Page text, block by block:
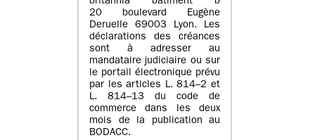
20 boulevard Eugène
Deruelle 69003 Lyon. Les
déclarations des créances
sont à adresser au
mandataire judiciaire ou sur
le portail électronique prévu
par les articles L. 814–2 et
L. 814–13 du code de
commerce dans les deux
mois de la publication au
BODACC.